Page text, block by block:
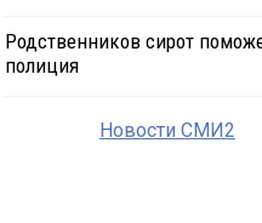
Родственников сирот
полиция
Новости СМИ2